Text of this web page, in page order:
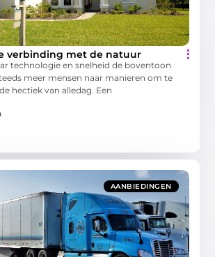
verbinding met de natuur
technologie en snelheid de boventoon
meer mensen naar manieren om te
hectiek van alledag. Een
AANBIEDINGEN